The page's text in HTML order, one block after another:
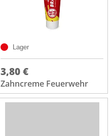
Lager
3,80 €
Zahncreme Feuerwehr